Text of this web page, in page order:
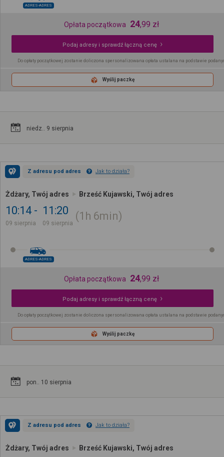
ADRES-ADRES
Opłata początkowa 24,99 zł
Podaj adresy i sprawdź łączną cenę
Do opłaty początkowej zostanie doliczona spersonalizowana opłata ustalana na podstawie
Wyślij paczkę
niedz.. 9 sierpnia
Z adresu pod adres Jak to działa?
Żdżary, Twój adres Brześć Kujawski, Twój adres
10:14
09 sierpnia
11:20
09 sierpnia
1h 6min
ADRES-ADRES
Opłata początkowa 24,99 zł
Podaj adresy i sprawdź łączną cenę
Do opłaty początkowej zostanie doliczona spersonalizowana opłata ustalana na podstawie
Wyślij paczkę
pon.. 10 sierpnia
Z adresu pod adres Jak to działa?
Żdżary, Twój adres Brześć Kujawski, Twój adres